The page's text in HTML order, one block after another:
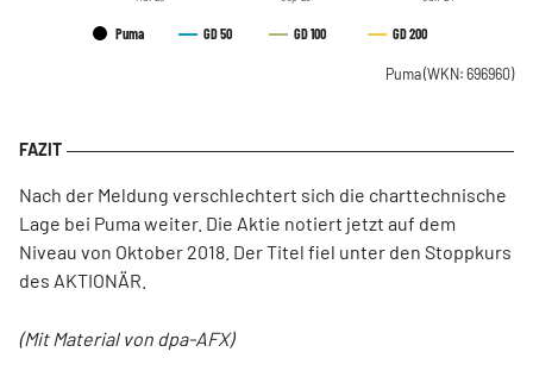
Puma GD 50 GD 100 GD 200
Puma(WKN: 696960)
Nach der Meldung verschlechtert sich die charttechnische
Lage bei Puma weiter. Die Aktie notiert jetzt auf dem
Niveau von Oktober 2018. Der Titel fiel unter den Stoppkurs
des AKTIONÄR.
(Mit Material von dpa-AFX)